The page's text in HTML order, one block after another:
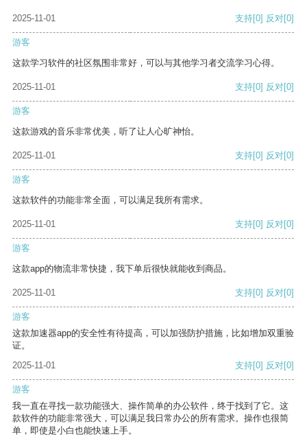
2025-11-01 支持[0] 反对[0]
游客
这款学习软件的社区氛围非常好，可以与其他学习者交流学习心得。
2025-11-01 支持[0] 反对[0]
游客
这款游戏的音乐非常优美，听了让人心旷神怡。
2025-11-01 支持[0] 反对[0]
游客
这款软件的功能非常全面，可以满足我所有需求。
2025-11-01 支持[0] 反对[0]
游客
这款app的物流非常快捷，我下单后很快就能收到商品。
2025-11-01 支持[0] 反对[0]
游客
这款加速器app的安全性有待提高，可以加强防护措施，比如增加双重验
证。
2025-11-01
支持[0] 反对[0]
游客
我一直在寻找一款功能强大、操作简单的办公软件，终于找到了它。这
款软件的功能非常强大，可以满足我日常办公的所有需求。操作也很简
单，即使是小白也能快速上手。